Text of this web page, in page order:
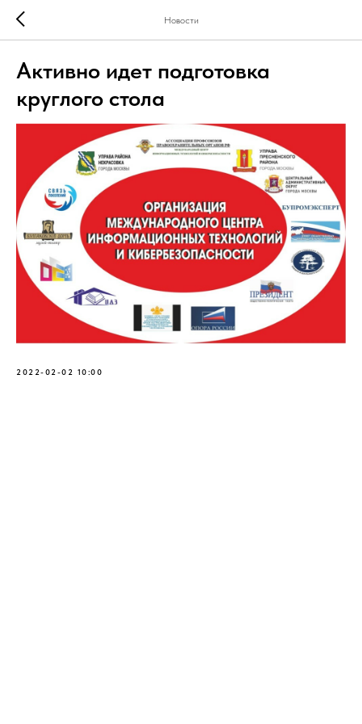
Новости
Активно идет подготовка
круглого стола
2022-02-02 10:00